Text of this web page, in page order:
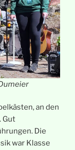
an den
Gut
Die
war Klasse